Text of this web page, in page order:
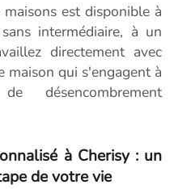
est disponible à
intermédiaire, à un
directement avec
maison qui s'engagent à
désencombrement
à Cherisy : un
de votre vie